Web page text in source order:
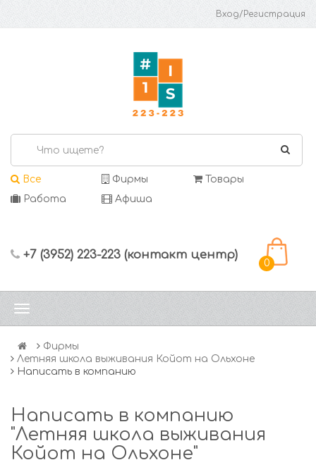
Вход/Регистрация
Все Фирмы
Товары
Работа
Афиша
+7 (3952) 223-223 (контакт центр)
0
Фирмы
Летняя школа выживания Койот на Ольхоне
Написать в компанию
Написать в компанию
"Летняя школа выживания
Койот на Ольхоне"